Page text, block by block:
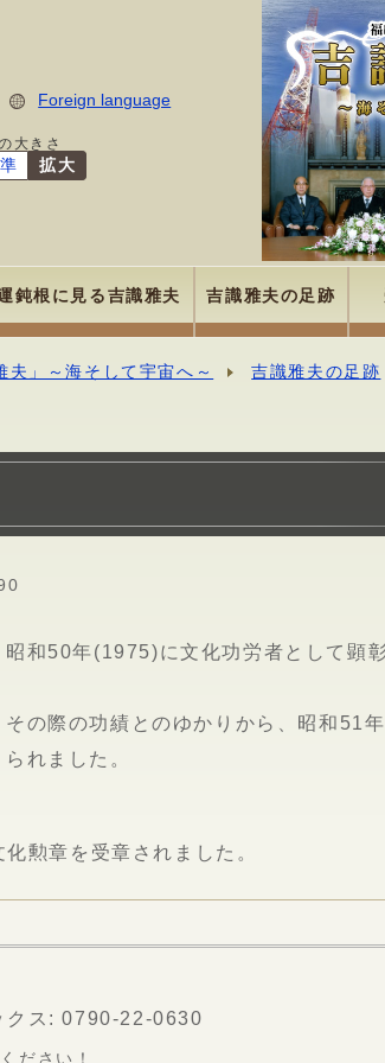
Foreign language
大きさ
拡大
鈍根に見る吉識雅夫 吉識雅夫の足跡
夫」～海そして宇宙へ～ 吉識雅夫の足跡
昭和50年(1975)に文化功労者として顕
その際の功績とのゆかりから、昭和51
られました。
勲章を受章されました。
クス: 0790-22-0630
ださい！